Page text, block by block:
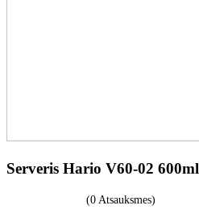
Serveris Hario V60-02 600ml
(0 Atsauksmes)